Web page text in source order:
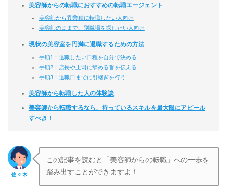
美容師からの転職におすすめの転職エージェント
美容師から異業種に転職したい人向け
美容師のままで、別職場を探したい人向け
現状の美容室を円満に退職するための方法
手順1：退職したい日程を自分で決める
手順2：店長や上司に辞める旨を伝える
手順3：退職日までに引継ぎを行う
美容師から転職した人の体験談
美容師から転職するなら、持っているスキルを最大限にアピール
すべき！
佐々木
この記事を読むと「美容師からの転職」への一歩を
踏み出すことができますよ！